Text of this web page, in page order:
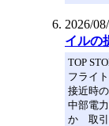
2026/
イルの
TOP
フライ
接近時
中部電
か 取引